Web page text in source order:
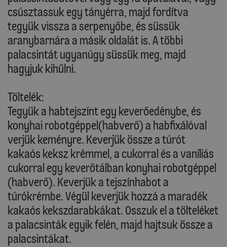
csúsztassuk egy tányérra, majd fordítva
tegyük vissza a serpenyőbe, és süssük
aranybarnára a másik oldalát is. A többi
palacsintát ugyanúgy süssük meg, majd
hagyjuk kihűlni.
Töltelék:
Tegyük a habtejszínt egy keverőedénybe, és
konyhai robotgéppel(habverő) a habfixálóval
verjük keményre. Keverjük össze a túrót
kakaós keksz krémmel, a cukorral és a vaníliás
cukorral egy keverőtálban konyhai robotgéppel
(habverő). Keverjük a tejszínhabot a
túrókrémbe. Végül keverjük hozzá a maradék
kakaós kekszdarabkákat. Osszuk el a tölteléket
a palacsinták egyik felén, majd hajtsuk össze a
palacsintákat.